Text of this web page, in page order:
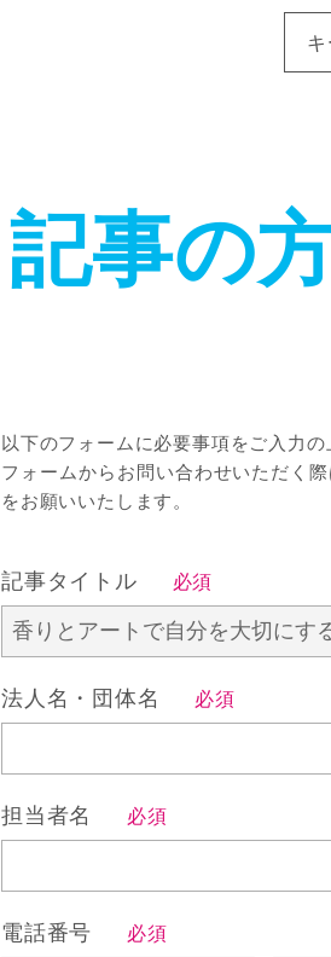
記事の
以下のフォームに必要事項をご入力
フォームからお問い合わせいただく
をお願いいたします。
記事タイトル 必須
法人名・団体名 必須
担当者名 必須
電話番号 必須